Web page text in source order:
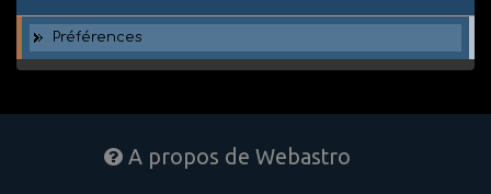
Préférences
A propos de Webastro